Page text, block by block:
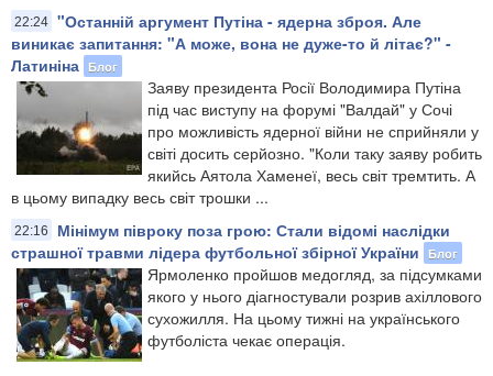
22:24 "Останній аргумент Путіна - ядерна зброя. Але
виникає запитання: "А може, вона не дуже-то й літає?" -
Латиніна Блог
Заяву президента Росії Володимира Путіна
під час виступу на форумі "Валдай" у Сочі
про можливість ядерної війни не сприйняли у
світі досить серйозно. "Коли таку заяву робить
якийсь Аятола Хаменеї, весь світ тремтить. А
в цьому випадку весь світ трошки ...
22:16
Мінімум півроку поза грою: Стали відомі наслідки
страшної травми лідера футбольної збірної України
Блог
Ярмоленко пройшов медогляд, за підсумками
якого у нього діагностували розрив ахіллового
сухожилля. На цьому тижні на українського
футболіста чекає операція.